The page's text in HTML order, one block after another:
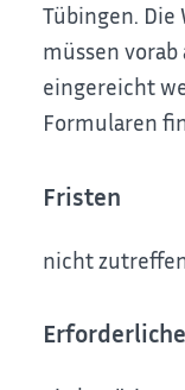
Tübingen.
müssen
eingereicht
Formularen
Fristen
nicht